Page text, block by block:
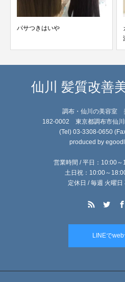
パサつきはいや
仙川 髪質改善
調布・仙川の美容室
182-0002 東京都調布市仙
(Tel) 03-3308-0650
produced by
営業時間 / 平日：10:00
土日祝：10:00～
定休日 / 毎週 火曜日
LINEで